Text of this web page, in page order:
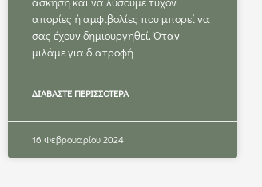
απορίες ή αμφιβολίες που μπορεί να
σας έχουν δημιουργηθεί. Όταν
μιλάμε για διατροφή
ΔΙΑΒΆΣΤΕ ΠΕΡΙΣΣΌΤΕΡΑ
16 Φεβρουαρίου 2024